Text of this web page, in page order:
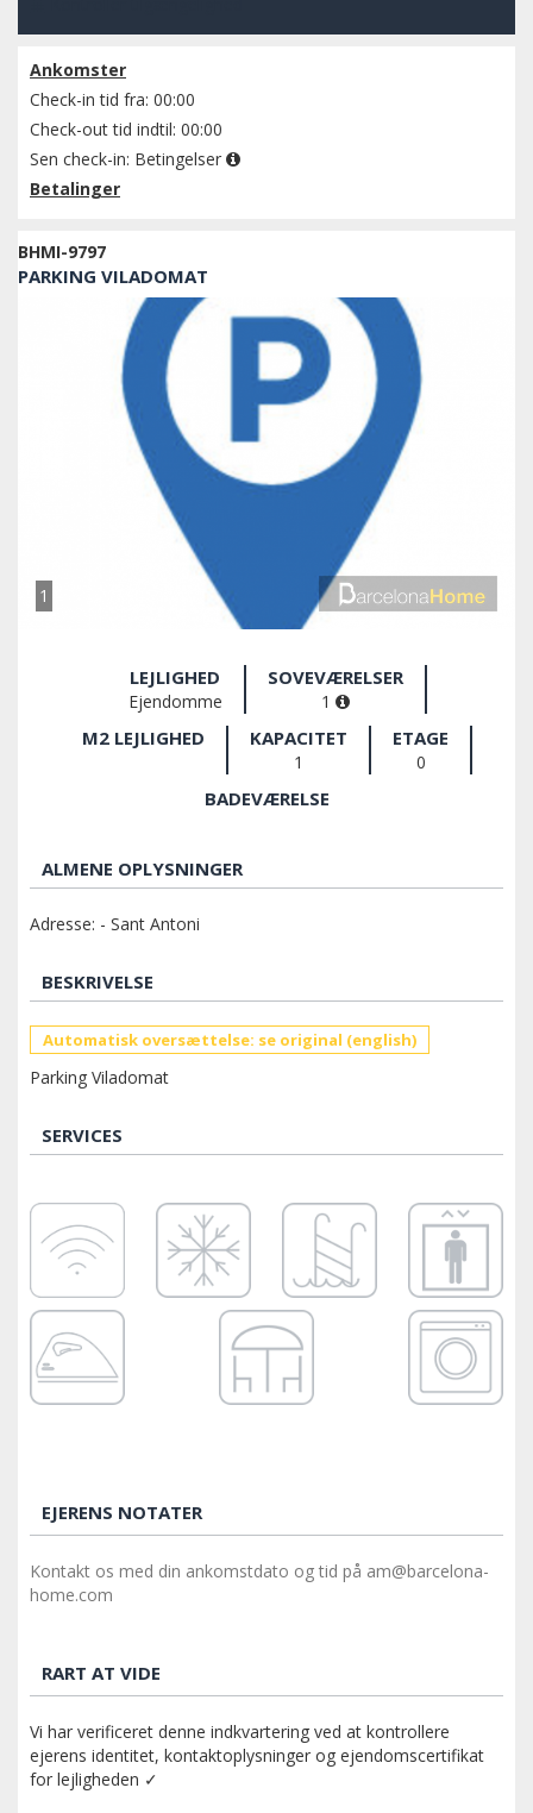
Ankomster
Check-in tid fra: 00:00
Check-out tid indtil: 00:00
Sen check-in: Betingelser
Betalinger
BHMI-9797
PARKING VILADOMAT
1
LEJLIGHED
Ejendomme
SOVEVÆRELSER
1
M2 LEJLIGHED KAPACITET
1
ETAGE
0
BADEVÆRELSE
ALMENE OPLYSNINGER
Adresse: - Sant Antoni
BESKRIVELSE
Automatisk oversættelse: se original (english)
Parking Viladomat
SERVICES
EJERENS NOTATER
Kontakt os med din ankomstdato og tid på am@barcelona-
home.com
RART AT VIDE
Vi har verificeret denne indkvartering ved at kontrollere
ejerens identitet, kontaktoplysninger og ejendomscertifikat
for lejligheden ✓